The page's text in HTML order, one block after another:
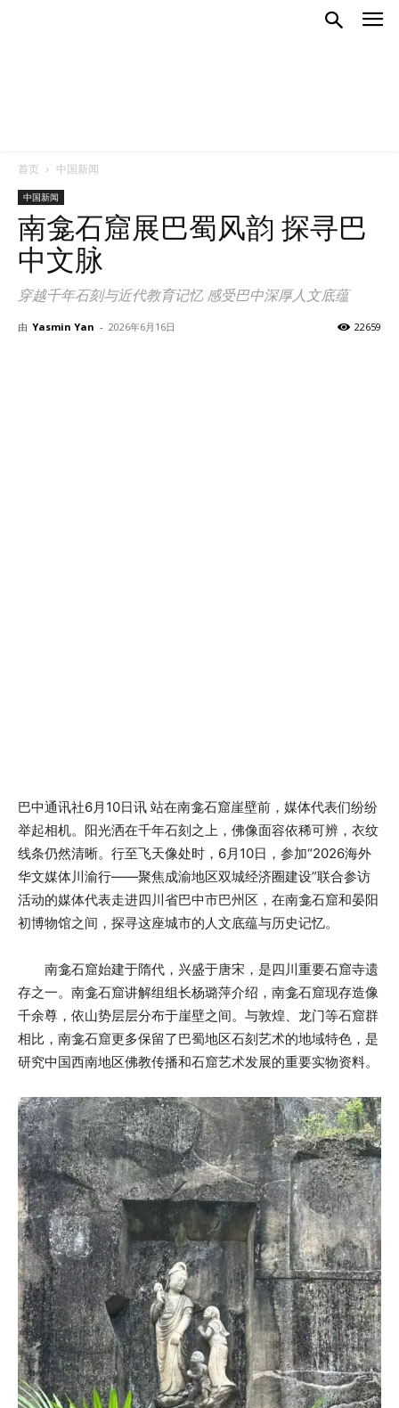
首页 中国新闻
中国新闻
南龛石窟展巴蜀风韵 探寻巴
中文脉
穿越千年石刻与近代教育记忆 感受巴中深厚人文底蕴
由 Yasmin Yan - 2026年6月16日 22659
巴中通讯社6月10日讯 站在南龛石窟崖壁前，媒体代表们纷纷
举起相机。阳光洒在千年石刻之上，佛像面容依稀可辨，衣纹
线条仍然清晰。行至飞天像处时，6月10日，参加“2026海外
华文媒体川渝行——聚焦成渝地区双城经济圈建设”联合参访
活动的媒体代表走进四川省巴中市巴州区，在南龛石窟和晏阳
初博物馆之间，探寻这座城市的人文底蕴与历史记忆。
南龛石窟始建于隋代，兴盛于唐宋，是四川重要石窟寺遗
存之一。南龛石窟讲解组组长杨璐萍介绍，南龛石窟现存造像
千余尊，依山势层层分布于崖壁之间。与敦煌、龙门等石窟群
相比，南龛石窟更多保留了巴蜀地区石刻艺术的地域特色，是
研究中国西南地区佛教传播和石窟艺术发展的重要实物资料。